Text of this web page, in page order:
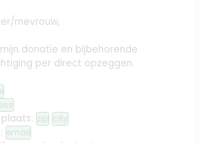
mevrouw,
donatie en bijbehorende
per direct opzeggen.
zip city
email